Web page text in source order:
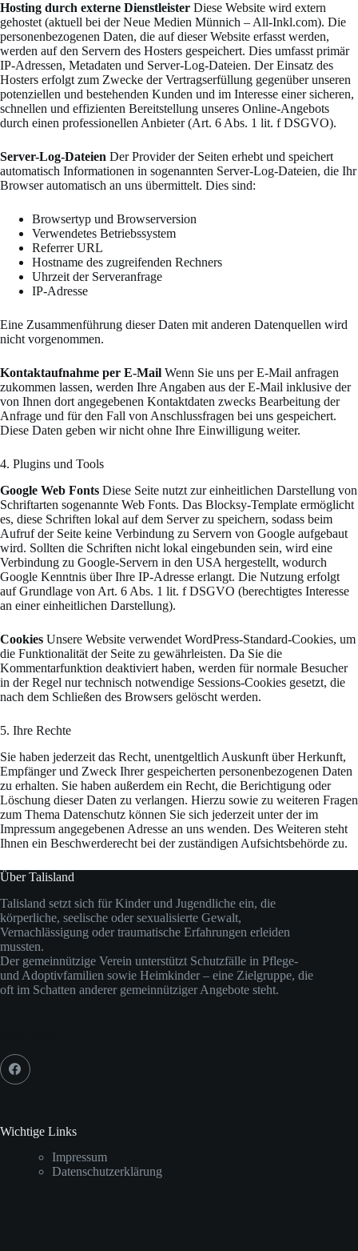
Hosting durch externe Dienstleister Diese Website wird extern
gehostet (aktuell bei der Neue Medien Münnich – All-Inkl.com). Die
personenbezogenen Daten, die auf dieser Website erfasst werden,
werden auf den Servern des Hosters gespeichert. Dies umfasst primär
IP-Adressen, Metadaten und Server-Log-Dateien. Der Einsatz des
Hosters erfolgt zum Zwecke der Vertragserfüllung gegenüber unseren
potenziellen und bestehenden Kunden und im Interesse einer sicheren,
schnellen und effizienten Bereitstellung unseres Online-Angebots
durch einen professionellen Anbieter (Art. 6 Abs. 1 lit. f DSGVO).
Server-Log-Dateien Der Provider der Seiten erhebt und speichert
automatisch Informationen in sogenannten Server-Log-Dateien, die Ihr
Browser automatisch an uns übermittelt. Dies sind:
Browsertyp und Browserversion
Verwendetes Betriebssystem
Referrer URL
Hostname des zugreifenden Rechners
Uhrzeit der Serveranfrage
IP-Adresse
Eine Zusammenführung dieser Daten mit anderen Datenquellen wird
nicht vorgenommen.
Kontaktaufnahme per E-Mail Wenn Sie uns per E-Mail anfragen
zukommen lassen, werden Ihre Angaben aus der E-Mail inklusive der
von Ihnen dort angegebenen Kontaktdaten zwecks Bearbeitung der
Anfrage und für den Fall von Anschlussfragen bei uns gespeichert.
Diese Daten geben wir nicht ohne Ihre Einwilligung weiter.
4. Plugins und Tools
Google Web Fonts Diese Seite nutzt zur einheitlichen Darstellung von
Schriftarten sogenannte Web Fonts. Das Blocksy-Template ermöglicht
es, diese Schriften lokal auf dem Server zu speichern, sodass beim
Aufruf der Seite keine Verbindung zu Servern von Google aufgebaut
wird. Sollten die Schriften nicht lokal eingebunden sein, wird eine
Verbindung zu Google-Servern in den USA hergestellt, wodurch
Google Kenntnis über Ihre IP-Adresse erlangt. Die Nutzung erfolgt
auf Grundlage von Art. 6 Abs. 1 lit. f DSGVO (berechtigtes Interesse
an einer einheitlichen Darstellung).
Cookies Unsere Website verwendet WordPress-Standard-Cookies, um
die Funktionalität der Seite zu gewährleisten. Da Sie die
Kommentarfunktion deaktiviert haben, werden für normale Besucher
in der Regel nur technisch notwendige Sessions-Cookies gesetzt, die
nach dem Schließen des Browsers gelöscht werden.
5. Ihre Rechte
Sie haben jederzeit das Recht, unentgeltlich Auskunft über Herkunft,
Empfänger und Zweck Ihrer gespeicherten personenbezogenen Daten
zu erhalten. Sie haben außerdem ein Recht, die Berichtigung oder
Löschung dieser Daten zu verlangen. Hierzu sowie zu weiteren Fragen
zum Thema Datenschutz können Sie sich jederzeit unter der im
Impressum angegebenen Adresse an uns wenden. Des Weiteren steht
Ihnen ein Beschwerderecht bei der zuständigen Aufsichtsbehörde zu.
Über Talisland
Talisland setzt sich für Kinder und Jugendliche ein, die
körperliche, seelische oder sexualisierte Gewalt,
Vernachlässigung oder traumatische Erfahrungen erleiden
mussten.
Der gemeinnützige Verein unterstützt Schutzfälle in Pflege-
und Adoptivfamilien sowie Heimkinder – eine Zielgruppe, die
oft im Schatten anderer gemeinnütziger Angebote steht.
Wichtige Links
Impressum
Datenschutzerklärung